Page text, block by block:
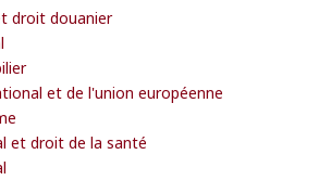
droit douanier
et de l'union européenne
et droit de la santé